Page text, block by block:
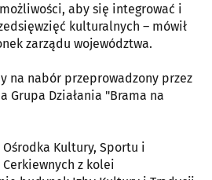
aby się integrować i
kulturalnych – mówił
zarządu województwa.
na nabór przeprowadzony przez
Grupa Działania "Brama na
Kultury, Sportu i
z kolei